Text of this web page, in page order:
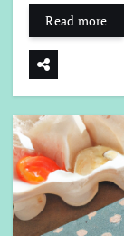
Read more